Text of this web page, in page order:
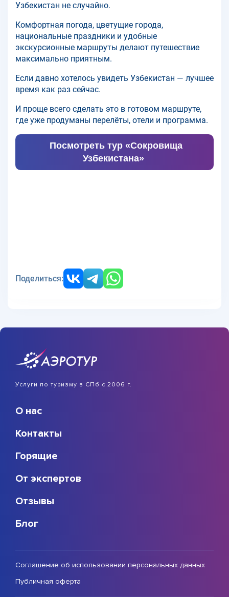
Узбекистан не случайно.
Комфортная погода, цветущие города,
национальные праздники и удобные
экскурсионные маршруты делают путешествие
максимально приятным.
Если давно хотелось увидеть Узбекистан — лучшее
время как раз сейчас.
И проще всего сделать это в готовом маршруте,
где уже продуманы перелёты, отели и программа.
Посмотреть тур «Сокровища
Узбекистана»
Поделиться:
Услуги по туризму в СПб с 2006 г.
О нас
Контакты
Горящие
От экспертов
Отзывы
Блог
Соглашение об использовании персональных данных
Публичная оферта